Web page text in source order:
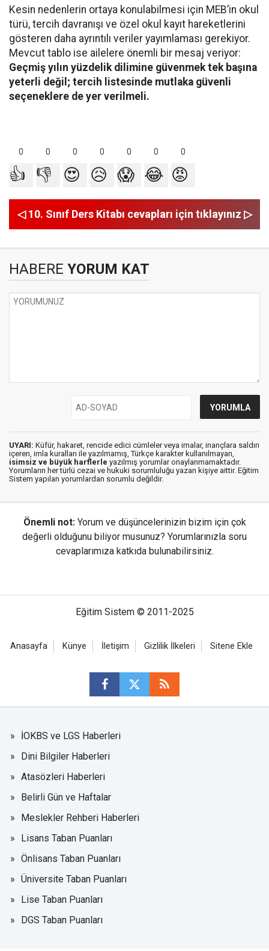
Kesin nedenlerin ortaya konulabilmesi için MEB’in okul
türü, tercih davranışı ve özel okul kayıt hareketlerini
gösteren daha ayrıntılı veriler yayımlaması gerekiyor.
Mevcut tablo ise ailelere önemli bir mesaj veriyor:
Geçmiş yılın yüzdelik dilimine güvenmek tek başına
yeterli değil; tercih listesinde mutlaka güvenli
seçeneklere de yer verilmeli.
0 0 0 0 0 0 0
👍 👎 😍 😥 😱 😂 😡
◁ 10. Sınıf Ders Kitabı cevapları için tıklayınız ▷
HABERE YORUM KAT
UYARI: Küfür, hakaret, rencide edici cümleler veya imalar, inançlara saldırı
içeren, imla kuralları ile yazılmamış, Türkçe karakter kullanılmayan,
isimsiz ve büyük harflerle yazılmış yorumlar onaylanmamaktadır.
Yorumların her türlü cezai ve hukuki sorumluluğu yazan kişiye aittir. Eğitim
Sistem yapılan yorumlardan sorumlu değildir.
Önemli not: Yorum ve düşüncelerinizin bizim için çok
değerli olduğunu biliyor musunuz? Yorumlarınızla soru
cevaplarımıza katkıda bulunabilirsiniz.
Eğitim Sistem © 2011-2025
Anasayfa Künye İletişim Gizlilik İlkeleri Sitene Ekle
İOKBS ve LGS Haberleri
Dini Bilgiler Haberleri
Atasözleri Haberleri
Belirli Gün ve Haftalar
Meslekler Rehberi Haberleri
Lisans Taban Puanları
Önlisans Taban Puanları
Üniversite Taban Puanları
Lise Taban Puanları
DGS Taban Puanları